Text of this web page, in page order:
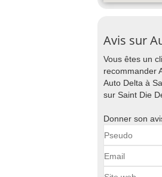
Avis sur
Vous êtes un
recommander
Auto Delta à
sur Saint Die
Donner son